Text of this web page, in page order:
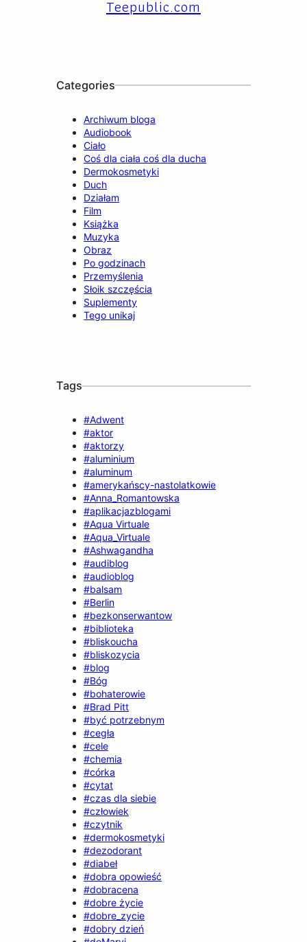
e
b
T
u
t
a
o
Teepublic.com
Categories
Archiwum bloga
Audiobook
Ciało
Coś dla ciała coś dla ducha
Dermokosmetyki
Duch
Działam
Film
Książka
Muzyka
Obraz
Po godzinach
Przemyślenia
Słoik szczęścia
Suplementy
Tego unikaj
Tags
#Adwent
#aktor
#aktorzy
#aluminium
#aluminum
#amerykańscy-nastolatkowie
#Anna_Romantowska
#aplikacjazblogami
#Aqua Virtuale
#Aqua_Virtuale
#Ashwagandha
#audiblog
#audioblog
#balsam
#Berlin
#bezkonserwantow
#biblioteka
#bliskoucha
#bliskozycia
#blog
#Bóg
#bohaterowie
#Brad Pitt
#być potrzebnym
#cegła
#cele
#chemia
#córka
#cytat
#czas dla siebie
#człowiek
#czytnik
#dermokosmetyki
#dezodorant
#diabeł
#dobra opowieść
#dobracena
#dobre życie
#dobre_zycie
#dobry dzień